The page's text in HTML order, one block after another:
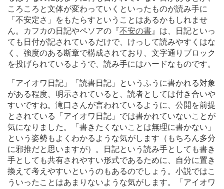
ころころと文体が変わっていくといったものが読み手に
「不安定さ」をもたらすということはあるかもしれませ
ん。カフカの日記やペソアの『不安の書 』は、日記といっ
ても日付が記されているだけで、けっして読みやすくはな
く、強度のある断章で構成されており、文字通りブロック
を投げられているようで、読み手にはハードなものです。
「アイオワ日記」「読書日記」というふうに書かれる対象
がある程度、明示されていると、読者としては付き合いや
すいですね。滝口さんが言われているように、公開を前提
とされている「アイオワ日記」では書かれていないことが
気になりました。「書きたくないことは無理に書かない」
という姿勢もよくわかるような気がします（もちろん多分
に邪推だと思いますが）。日記という読み手としても書き
手としても共有されやすい形式であるために、自分に置き
換えて考えやすいというのもあるのでしょう。小説ではこ
ういったことはあまりないような気がします。「アイオワ